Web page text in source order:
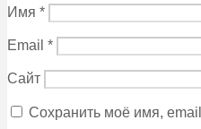
Имя *
Email *
Сайт
Сохранить моё имя,